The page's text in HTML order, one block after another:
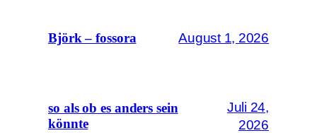
Björk – fossora August 1, 2026
so als ob es anders sein
könnte
Juli 24,
2026